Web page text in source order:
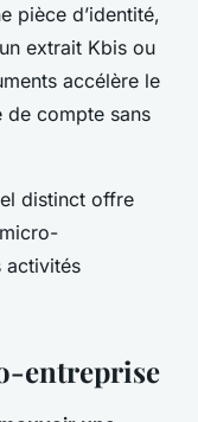
pièce d’identité,
extrait Kbis ou
accélère le
de compte sans
distinct offre
activités
entreprise